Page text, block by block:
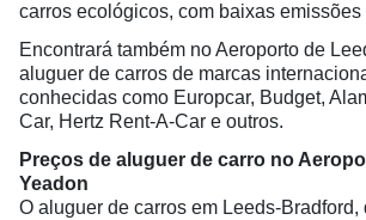
carros ecológicos, com baixas emissões
Encontrará também no Aeroporto de
aluguer de carros de marcas
conhecidas como Europcar, Budget,
Car, Hertz Rent-A-Car e outros.
Preços de aluguer de carro no
Yeadon
O aluguer de carros em Leeds-Bradford,